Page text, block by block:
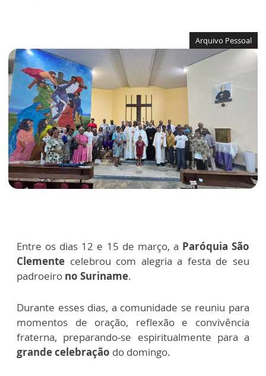
Arquivo Pessoal
Entre os dias 12 e 15 de março, a Paróquia São
Clemente celebrou com alegria a festa de seu
padroeiro no Suriname.
Durante esses dias, a comunidade se reuniu para
momentos de oração, reflexão e convivência
fraterna, preparando-se espiritualmente para a
grande celebração do domingo.